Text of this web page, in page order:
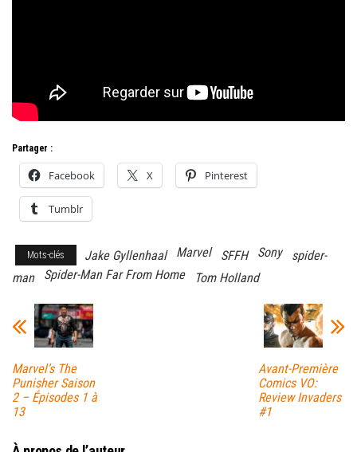
Partager :
Facebook X Pinterest
Tumblr
Mots-clés Jake Gyllenhaal Marvel SFFH Sony
spider-
man
Spider-Man Far From Home Tom Holland
Marvel’s The
Punisher Saison
2 – Épisodes 1 à
13
Avant-Première
Comics VO:
Review Invaders
#1